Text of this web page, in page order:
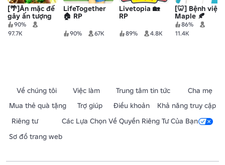
[🌴]Ăn mặc để
gây ấn tượng
90%
97.7K
LifeTogether
🏠 RP
90% 67K
Livetopia 🏡
RP
89% 4.8K
[🦷] Bệnh viện
Maple 🍂
86%
11.4K
Về chúng tôi Việc làm Trung tâm tin tức
Cha mẹ
Mua thẻ quà tặng
Trợ giúp Điều khoản
Khả năng truy cập
Riêng tư
Các Lựa Chọn Về Quyền Riêng Tư Của Bạn
Sơ đồ trang web